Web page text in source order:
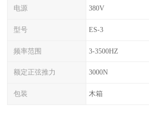
电源 380V
型号 ES-3
频率范围 3-3500HZ
额定正弦推力 3000N
包装 木箱